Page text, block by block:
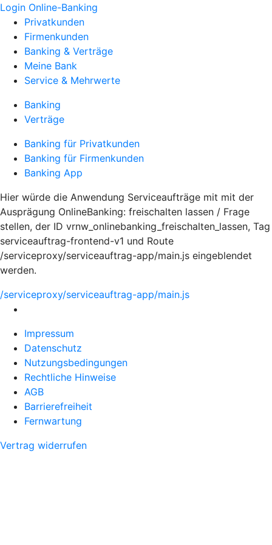
Login Online-Banking
Privatkunden
Firmenkunden
Banking & Verträge
Meine Bank
Service & Mehrwerte
Banking
Verträge
Banking für Privatkunden
Banking für Firmenkunden
Banking App
Hier würde die Anwendung Serviceaufträge mit mit der
Ausprägung OnlineBanking: freischalten lassen / Frage
stellen, der ID vrnw_onlinebanking_freischalten_lassen, Tag
serviceauftrag-frontend-v1 und Route
/serviceproxy/serviceauftrag-app/main.js eingeblendet
werden.
/serviceproxy/serviceauftrag-app/main.js
Impressum
Datenschutz
Nutzungsbedingungen
Rechtliche Hinweise
AGB
Barrierefreiheit
Fernwartung
Vertrag widerrufen